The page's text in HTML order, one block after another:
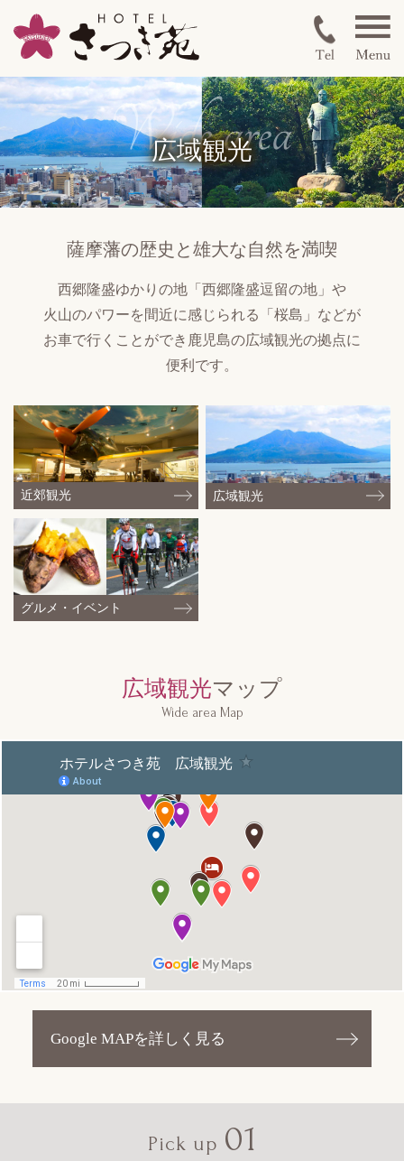
広域観光
薩摩藩の歴史と雄大な自然を満喫
西郷隆盛ゆかりの地 「西郷隆盛逗留の地」や
火山のパワーを間近に感じられる
「桜島」などが
お車で行くことができ 鹿児島の広域観光の拠点に
便利です。
近郊観光 広域観光
グルメ・ イベント
広域観光マップ
Wide area Map
Google MAPを詳しく見る
Pick up 01